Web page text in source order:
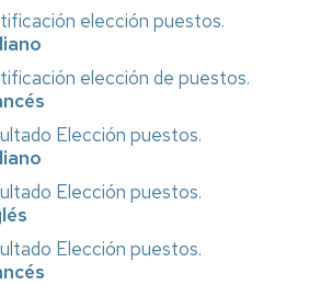
elección puestos.
elección de puestos.
Elección puestos.
Elección puestos.
Elección puestos.